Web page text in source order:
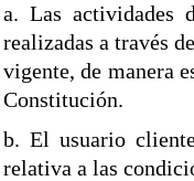
a. Las actividades
realizadas a través
vigente, de manera
Constitución.
b. El usuario
relativa a las